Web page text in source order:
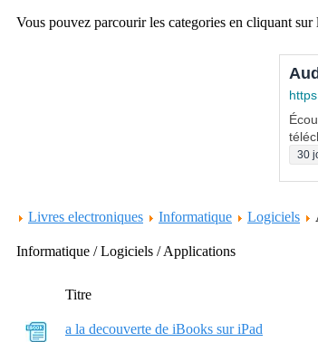
Vous pouvez parcourir les categories en cliquant sur
30
Livres electroniques Informatique Logiciels
Informatique / Logiciels / Applications
Titre
a la decouverte de iBooks sur iPad